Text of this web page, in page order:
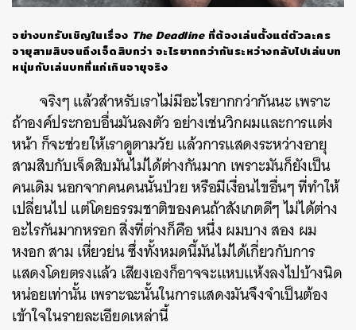
อย่างบทรับเชิญในเรื่อง The Deadline ที่ต้องเล่นตั้งแต่ตัวละคร
อายุสามสิบจนถึงเจ็ดสิบกว่า อะไรยากกว่ากันระหว่างกลับไปเล่นบท
หนุ่มกับเล่นบทที่แก่เกินอายุจริง
จริงๆ แล้วสำหรับเราไม่มีอะไรยากกว่ากันนะ เพราะ
ถ้าองค์ประกอบอื่นมันลงตัว อย่างเช่นวิกผมและการแต่ง
หน้า ก็จะช่วยให้เราดูตามวัย แล้วการแสดงระหว่างอายุ
สามสิบกับเจ็ดสิบมันไม่ได้ต่างกันมาก เพราะมันก็ยังเป็น
คนเดิม นอกจากคนคนนั้นป่วย หรือมีเงื่อนไขอื่นๆ ที่ทำให้
เปลี่ยนไป แต่โดยธรรมชาติของคนถ้าสังเกตดีๆ ไม่ได้ต่าง
อะไรกันมากหรอก สิ่งที่ต่างก็คือ หนึ่ง ผมบาง สอง ผม
หงอก สาม เหี่ยวย่น ซึ่งทั้งหมดนี้มันไม่ได้เกี่ยวกับการ
แสดงโดยตรงแล้ว เสียงเองก็อาจจะแหบแห้งลงไปบ้างนิด
หน่อยเท่านั้น เพราะฉะนั้นในการแสดงมันจึงจำเป็นต้อง
เข้าใจในรายละเอียดเหล่านี้